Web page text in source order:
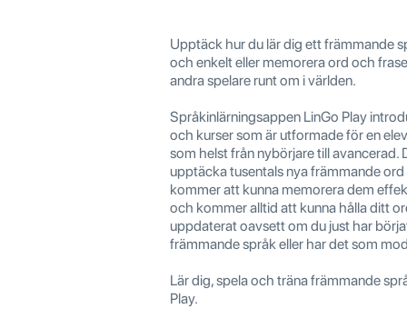
Upptäck hur du lär dig ett främmande
och enkelt eller memorera ord och
andra spelare runt om i världen.
Språkinlärningsappen LinGo Play
och kurser som är utformade för en
som helst från nybörjare till avancerad.
upptäcka tusentals nya främmande ord
kommer att kunna memorera dem
och kommer alltid att kunna hålla ditt
uppdaterat oavsett om du just har
främmande språk eller har det som
Lär dig, spela och träna främmande
Play.